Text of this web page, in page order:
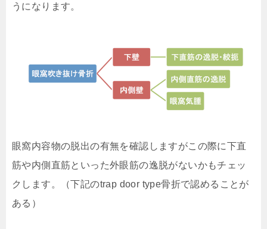
うになります。
眼窩内容物の脱出の有無を確認しますがこの際に下直
筋や内側直筋といった外眼筋の逸脱がないかもチェッ
クします。（下記のtrap door type骨折で認めることが
ある）